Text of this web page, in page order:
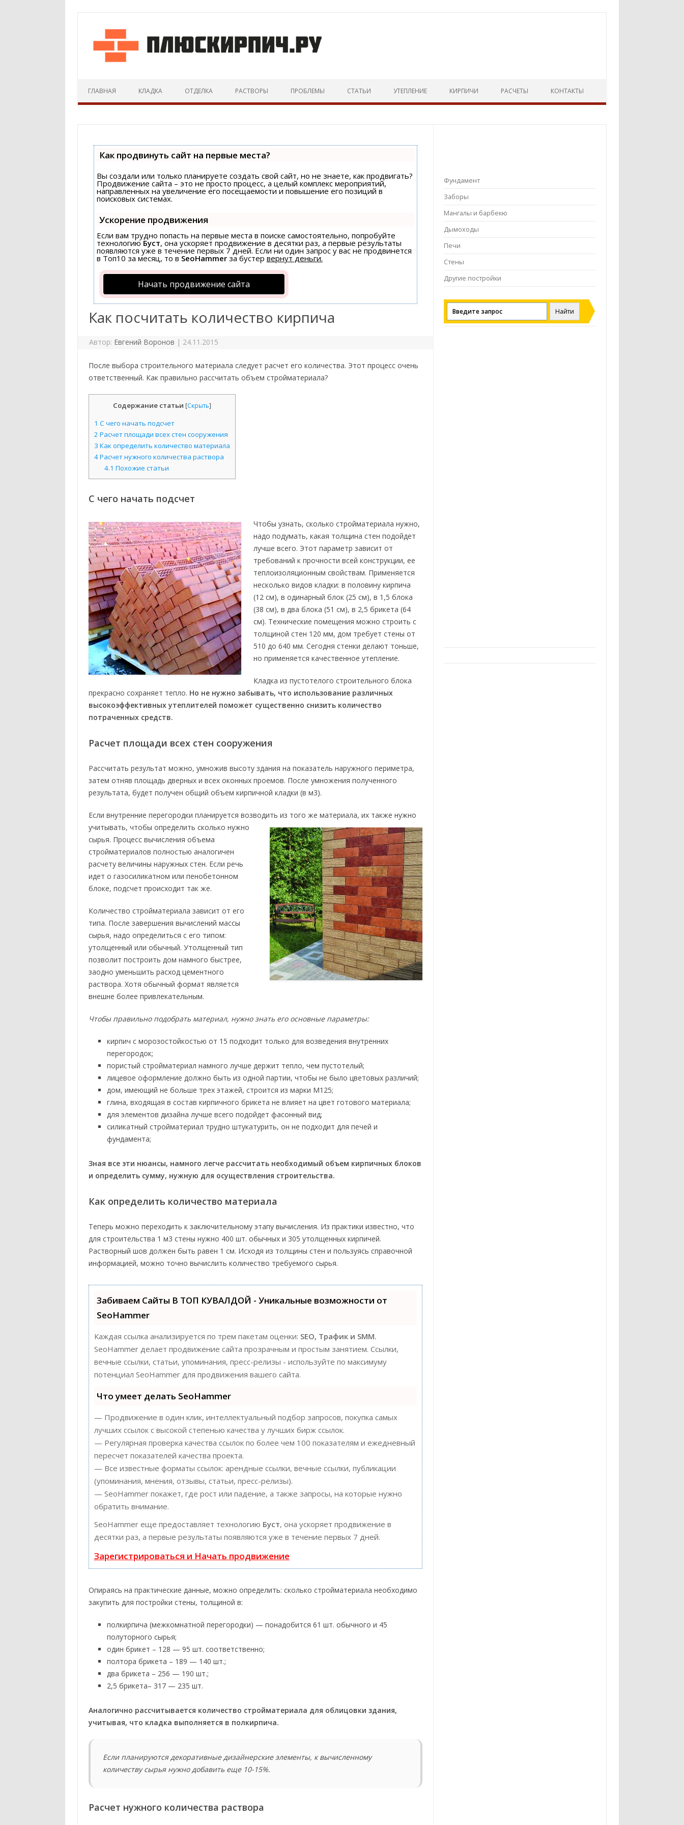
ГЛАВНАЯ КЛАДКА ОТДЕЛКА РАСТВОРЫ ПРОБЛЕМЫ СТАТЬИ УТЕПЛЕНИЕ КИРПИЧИ РАСЧЕТЫ КОНТАКТЫ
Как продвинуть сайт на первые места?
Вы создали или только планируете создать свой сайт, но не знаете, как продвигать?
Продвижение сайта – это не просто процесс, а целый комплекс мероприятий,
направленных на увеличение его посещаемости и повышение его позиций в
поисковых системах.
Ускорение продвижения
Если вам трудно попасть на первые места в поиске самостоятельно, попробуйте
технологию Буст, она ускоряет продвижение в десятки раз, а первые результаты
появляются уже в течение первых 7 дней. Если ни один запрос у вас не продвинется
в Топ10 за месяц, то в SeoHammerза бустер вернут деньги.
Начать продвижение сайта
Как посчитать количество кирпича
Автор: Евгений Воронов | 24.11.2015
После выбора строительного материала следует расчет его количества. Этот процесс очень
ответственный. Как правильно рассчитать объем стройматериала?
Содержание статьи [Скрыть]
1 С чего начать подсчет
2 Расчет площади всех стен сооружения
3 Как определить количество материала
4Расчет нужного количества раствора
4.1 Похожие статьи
С чего начать подсчет
Чтобы узнать, сколько стройматериала нужно,
надо подумать, какая толщина стен подойдет
лучше всего. Этот параметр зависит от
требований к прочности всей конструкции, ее
теплоизоляционным свойствам. Применяется
несколько видов кладки: в половину кирпича
(12 см), в одинарный блок (25 см), в 1,5 блока
(38 см), в два блока (51 см), в 2,5 брикета (64
см). Технические помещения можно строить с
толщиной стен 120 мм, дом требует стены от
510 до 640 мм. Сегодня стенки делают тоньше,
но применяется качественное утепление.
Кладка из пустотелого строительного блока
прекрасно сохраняет тепло. Но не нужно забывать, что использование различных
высокоэффективных утеплителей поможет существенно снизить количество
потраченных средств.
Расчет площади всех стен сооружения
Рассчитать результат можно, умножив высоту здания на показатель наружного периметра,
затем отняв площадь дверных и всех оконных проемов. После умножения полученного
результата, будет получен общий объем кирпичной кладки (в м3).
Если внутренние перегородки планируется возводить из того же материала, их также нужно
учитывать, чтобы определить сколько нужно
сырья. Процесс вычисления объема
стройматериалов полностью аналогичен
расчету величины наружных стен. Если речь
идет о газосиликатном или пенобетонном
блоке, подсчет происходит так же.
Количество стройматериала зависит от его
типа. После завершения вычислений массы
сырья, надо определиться с его типом:
утолщенный или обычный. Утолщенный тип
позволит построить дом намного быстрее,
заодно уменьшить расход цементного
раствора. Хотя обычный формат является
внешне более привлекательным.
Чтобы правильно подобрать материал, нужно знать его основные параметры:
кирпич с морозостойкостью от 15 подходит только для возведения внутренних
перегородок;
пористый стройматериал намного лучше держит тепло, чем пустотелый;
лицевое оформление должно быть из одной партии, чтобы не было цветовых различий;
дом, имеющий не больше трех этажей, строится из марки М125;
глина, входящая в состав кирпичного брикета не влияет на цвет готового материала;
для элементов дизайна лучше всего подойдет фасонный вид;
силикатный стройматериал трудно штукатурить, он не подходит для печей и
фундамента;
Зная все эти нюансы, намного легче рассчитать необходимый объем кирпичных блоков
и определить сумму, нужную для осуществления строительства.
Как определить количество материала
Теперь можно переходить к заключительному этапу вычисления. Из практики известно, что
для строительства 1 м3 стены нужно 400 шт. обычных и 305 утолщенных кирпичей.
Растворный шов должен быть равен 1 см. Исходя из толщины стен и пользуясь справочной
информацией, можно точно вычислить количество требуемого сырья.
Забиваем Сайты В ТОП КУВАЛДОЙ - Уникальные возможности от
SeoHammer
Каждая ссылка анализируется по трем пакетам оценки: SEO, Трафик и SMM.
SeoHammer делает продвижение сайта прозрачным и простым занятием. Ссылки,
вечные ссылки, статьи, упоминания, пресс-релизы - используйте по максимуму
потенциал SeoHammer для продвижения вашего сайта.
Что умеет делать SeoHammer
— Продвижение в один клик, интеллектуальный подбор запросов, покупка самых
лучших ссылок с высокой степенью качества у лучших бирж ссылок.
— Регулярная проверка качества ссылок по более чем 100 показателям и ежедневный
пересчет показателей качества проекта.
— Все известные форматы ссылок: арендные ссылки, вечные ссылки, публикации
(упоминания, мнения, отзывы, статьи, пресс-релизы).
— SeoHammer покажет, где рост или падение, а также запросы, на которые нужно
обратить внимание.
SeoHammer еще предоставляет технологию Буст, она ускоряет продвижение в
десятки раз, а первые результаты появляются уже в течение первых 7 дней.
Зарегистрироваться и Начать продвижение
Опираясь на практические данные, можно определить: сколько стройматериала необходимо
закупить для постройки стены, толщиной в:
полкирпича (межкомнатной перегородки) — понадобится 61 шт. обычного и 45
полуторного сырья;
один брикет – 128 — 95 шт. соответственно;
полтора брикета – 189 — 140 шт.;
два брикета – 256 — 190 шт.;
2,5 брикета– 317 — 235 шт.
Аналогично рассчитывается количество стройматериала для облицовки здания,
учитывая, что кладка выполняется в полкирпича.
Если планируются декоративные дизайнерские элементы, к вычисленному
количеству сырья нужно добавить еще 10-15%.
Расчет нужного количества раствора
Фундамент
Заборы
Мангалы и барбекю
Дымоходы
Печи
Стены
Другие постройки